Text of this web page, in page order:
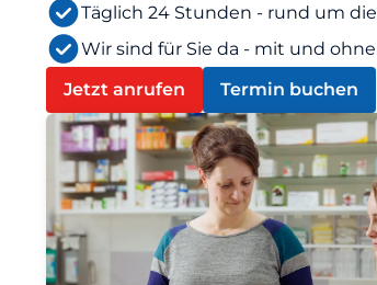
Täglich 24 Stunden - rund um
Wir sind für Sie da - mit und
Jetzt anrufen
Termin buchen